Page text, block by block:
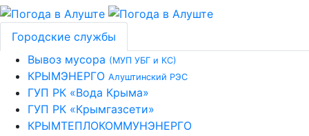
Городские службы
Вывоз мусора (МУП УБГ и КС)
КРЫМЭНЕРГО Алуштинский РЭС
ГУП РК «Вода Крыма»
ГУП РК «Крымгазсети»
КРЫМТЕПЛОКОММУНЭНЕРГО